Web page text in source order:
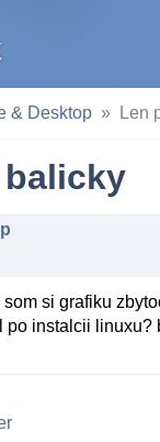
& Desktop Len
som si grafiku
instalcii